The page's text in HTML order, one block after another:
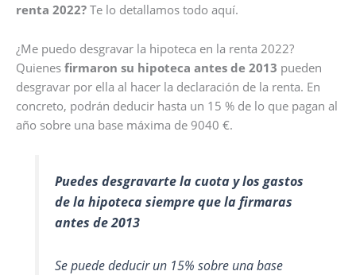
renta 2022? Te lo detallamos todo aquí.
¿Me puedo desgravar la hipoteca en la renta 2022?
Quienes firmaron su hipoteca antes de 2013 pueden
desgravar por ella al hacer la declaración de la renta. En
concreto, podrán deducir hasta un 15 % de lo que pagan al
año sobre una base máxima de 9040 €.
Puedes desgravarte la cuota y los gastos
de la hipoteca siempre que la firmaras
antes de 2013
Se puede deducir un 15% sobre una base